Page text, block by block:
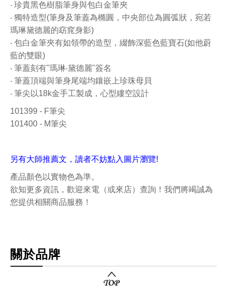
‧ 珍貴黑色樹脂筆身與包白金筆夾
‧ 獨特造型(筆身及筆蓋為橢圓，中央部位為圓弧狀，宛若
瑪琳黛德麗的窈窕身影)
‧ 包白金筆夾有如領帶的造型，綴飾深藍色藍寶石(如他蔚
藍的雙眼)
‧ 筆蓋刻有"瑪琳‧黛德麗"簽名
‧ 筆蓋頂端與筆身尾端均鑲嵌上珍珠母貝
‧ 筆尖以18k金手工製成，心型縷空設計
101399 - F筆尖
101400 - M筆尖
另有大師推薦文，讀者不妨點入圖片瀏覽!
產品顏色以實物色為準。
欲知更多資訊，歡迎來電（或來店）查詢！我們將竭誠為
您提供相關商品服務！
關於品牌